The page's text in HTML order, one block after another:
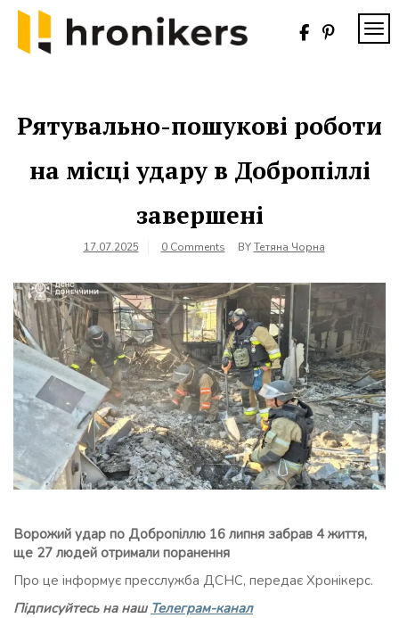
Skip
content
Рятувально-пошукові роботи
на місці удару в Добропіллі
завершені
17.07.2025 0 Comments BYТетяна Чорна
Ворожий удар по Добропіллю 16 липня забрав 4 життя,
ще 27 людей отримали поранення
Про це інформує пресслужба ДСНС, передає Хронікерс.
Підписуйтесь на наш Телеграм-канал